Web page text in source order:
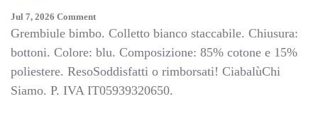
Jul 7, 2026 CommentOn
Kids
Elementary
School
Buttons
Grembiule bimbo. Colletto bianco staccabile. Chiusura:
bottoni. Colore: blu. Composizione: 85% cotone e 15%
poliestere. ResoSoddisfatti o rimborsati! CiabalùChi
Siamo. P. IVA IT05939320650.